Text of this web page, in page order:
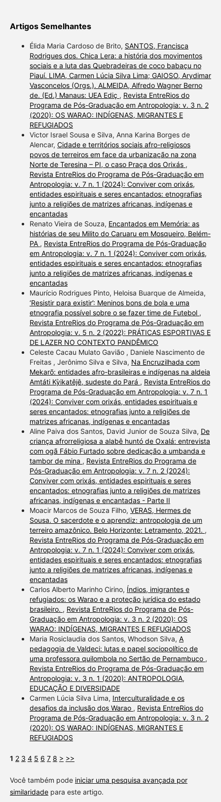
Artigos Semelhantes
Élida Maria Cardoso de Brito, SANTOS, Francisca
Rodrigues dos. Chica Lera: a história dos movimentos
sociais e a luta das Quebradeiras de coco babaçu no
Piauí. LIMA, Carmen Lúcia Silva Lima; GAIOSO, Arydimar
Vasconcelos (Orgs.). ALMEIDA, Alfredo Wagner Berno
de. (Ed.) Manaus: UEA Ediç , Revista EntreRios do
Programa de Pós-Graduação em Antropologia: v. 3 n. 2
(2020): OS WARAO: INDÍGENAS, MIGRANTES E
REFUGIADOS
Victor Israel Sousa e Silva, Anna Karina Borges de
Alencar, Cidade e territórios sociais afro-religiosos
povos de terreiros em face da urbanização na zona
Norte de Teresina – PI, o caso Praça dos Orixás ,
Revista EntreRios do Programa de Pós-Graduação em
Antropologia: v. 7 n. 1 (2024): Conviver com orixás,
entidades espirituais e seres encantados: etnografias
junto a religiões de matrizes africanas, indígenas e
encantadas
Renato Vieira de Souza, Encantados em Memória: as
histórias de seu Milito do Caruaru em Mosqueiro, Belém-
PA , Revista EntreRios do Programa de Pós-Graduação
em Antropologia: v. 7 n. 1 (2024): Conviver com orixás,
entidades espirituais e seres encantados: etnografias
junto a religiões de matrizes africanas, indígenas e
encantadas
Maurício Rodrigues Pinto, Heloisa Buarque de Almeida,
‘Resistir para existir’: Meninos bons de bola e uma
etnografia possível sobre o se fazer time de Futebol ,
Revista EntreRios do Programa de Pós-Graduação em
Antropologia: v. 5 n. 2 (2022): PRÁTICAS ESPORTIVAS E
DE LAZER NO CONTEXTO PANDÊMICO
Celeste Cacau Mulato Gavião , Daniele Nascimento de
Freitas , Jerônimo Silva e Silva, Na Encruzilhada com
Mekarõ: entidades afro-brasileiras e indígenas na aldeia
Amtáti Kỳikatêjê, sudeste do Pará , Revista EntreRios do
Programa de Pós-Graduação em Antropologia: v. 7 n. 1
(2024): Conviver com orixás, entidades espirituais e
seres encantados: etnografias junto a religiões de
matrizes africanas, indígenas e encantadas
Aline Paiva dos Santos, David Junior de Souza Silva, De
criança afrorreligiosa a alabê huntó de Oxalá: entrevista
com ogã Fábio Furtado sobre dedicação a umbanda e
tambor de mina , Revista EntreRios do Programa de
Pós-Graduação em Antropologia: v. 7 n. 2 (2024):
Conviver com orixás, entidades espirituais e seres
encantados: etnografias junto a religiões de matrizes
africanas, indígenas e encantadas - Parte II
Moacir Marcos de Souza Filho, VERAS, Hermes de
Sousa. O sacerdote e o aprendiz: antropologia de um
terreiro amazônico. Belo Horizonte: Letramento, 2021. ,
Revista EntreRios do Programa de Pós-Graduação em
Antropologia: v. 7 n. 1 (2024): Conviver com orixás,
entidades espirituais e seres encantados: etnografias
junto a religiões de matrizes africanas, indígenas e
encantadas
Carlos Alberto Marinho Cirino, Índios, imigrantes e
refugiados: os Warao e a proteção jurídica do estado
brasileiro. , Revista EntreRios do Programa de Pós-
Graduação em Antropologia: v. 3 n. 2 (2020): OS
WARAO: INDÍGENAS, MIGRANTES E REFUGIADOS
Maria Rosiclaudia dos Santos, Whodson Silva, A
pedagogia de Valdeci: lutas e papel sociopolítico de
uma professora quilombola no Sertão de Pernambuco ,
Revista EntreRios do Programa de Pós-Graduação em
Antropologia: v. 3 n. 1 (2020): ANTROPOLOGIA,
EDUCAÇÃO E DIVERSIDADE
Carmen Lúcia Silva Lima, Interculturalidade e os
desafios da inclusão dos Warao , Revista EntreRios do
Programa de Pós-Graduação em Antropologia: v. 3 n. 2
(2020): OS WARAO: INDÍGENAS, MIGRANTES E
REFUGIADOS
1 2 3 4 5 6 7 8 > >>
Você também pode iniciar uma pesquisa avançada por
similaridadepara este artigo.